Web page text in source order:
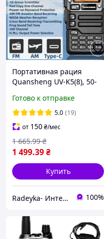
Портативная рация
Quansheng UV-K5(8), 50-
Type-C зарядка
Готово к отправке
5.0 (19)
от 150₴/мес
1 499.39₴
1 665.99 ₴
Купить
Radeyka- Интернет магазин раций и аксессуаров 100%